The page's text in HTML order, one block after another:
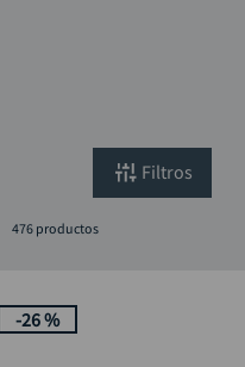
Filtros
476 productos
-26 %